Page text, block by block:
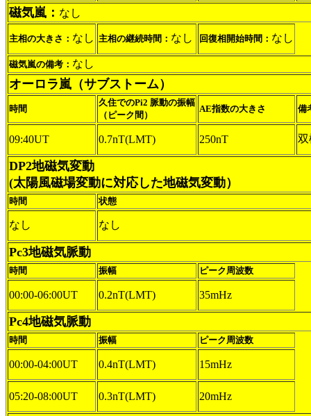
磁気嵐： なし
主相の大きさ： なし 主相の継続時間： なし 回復相開始時間： なし
磁気嵐の備考： なし
オーロラ嵐（サブストーム）
時間
久住でのPi2 脈動の振幅
（ピーク間）
AE指数の大きさ 備
09:40UT 0.7nT(LMT) 250nT 双
DP2地磁気変動
(太陽風磁場変動に対応した地磁気変動）
時間 状態
なし なし
Pc3地磁気脈動
時間 振幅 ピーク周波数
00:00-06:00UT 0.2nT(LMT) 35mHz
Pc4地磁気脈動
時間 振幅 ピーク周波数
00:00-04:00UT 0.4nT(LMT) 15mHz
05:20-08:00UT 0.3nT(LMT) 20mHz